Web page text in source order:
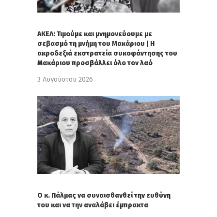
ΑΚΕΛ: Τιμούμε και μνημονεύουμε με
σεβασμό τη μνήμη του Μακάριου | Η
ακροδεξιά εκστρατεία συκοφάντησης του
Μακάριου προσβάλλει όλο τον λαό
3 Αυγούστου 2026
Ο κ. Πάλμας να συναισθανθεί την ευθύνη
του και να την αναλάβει έμπρακτα